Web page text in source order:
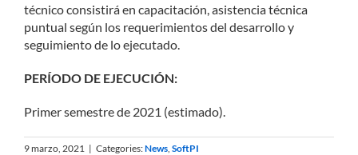
técnico consistirá en capacitación, asistencia técnica
puntual según los requerimientos del desarrollo y
seguimiento de lo ejecutado.
PERÍODO DE EJECUCIÓN:
Primer semestre de 2021 (estimado).
9 marzo, 2021 | Categories:News SoftPI